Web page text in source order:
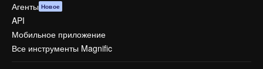
Агенты Новое
API
Мобильное приложение
Все инструменты Magnific